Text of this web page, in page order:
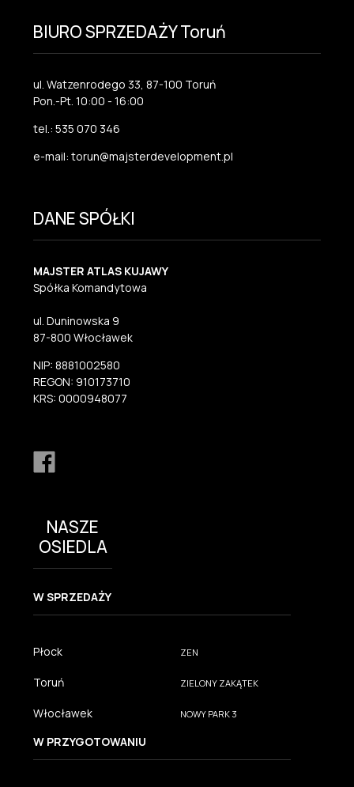
BIURO SPRZEDAŻY Toruń
ul. Watzenrodego 33, 87-100 Toruń
Pon.-Pt. 10:00 - 16:00
tel.: 535 070 346
e-mail: torun@majsterdevelopment.pl
DANE SPÓŁKI
MAJSTER ATLAS KUJAWY
Spółka Komandytowa
ul. Duninowska 9
87-800 Włocławek
NIP: 8881002580
REGON: 910173710
KRS: 0000948077
NASZE
OSIEDLA
W SPRZEDAŻY
Płock ZEN
Toruń ZIELONY ZAKĄTEK
Włocławek NOWY PARK 3
W PRZYGOTOWANIU